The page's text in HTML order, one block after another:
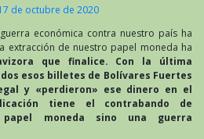
de octubre de 2020
económica contra nuestro país ha
extracción de nuestro papel moneda ha
que finalice. Con la última
esos billetes de Bolívares Fuertes
y «perdieron» ese dinero en el
tiene el contrabando de
moneda sino una guerra